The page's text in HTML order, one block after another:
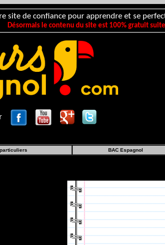
site de confiance pour apprendre et se
Désormais le contenu du site est 100% gratuit
BAC Espagnol